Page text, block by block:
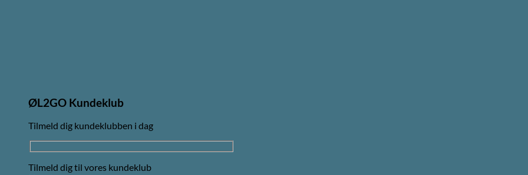
ØL2GO Kundeklub
Tilmeld dig kundeklubben i dag
Tilmeld dig til vores kundeklub